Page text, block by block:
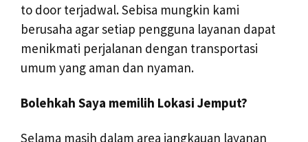
to door terjadwal. Sebisa mungkin kami
berusaha agar setiap pengguna layanan dapat
menikmati perjalanan dengan transportasi
umum yang aman dan nyaman.
Bolehkah Saya memilih Lokasi Jemput?
Selama masih dalam area jangkauan layanan